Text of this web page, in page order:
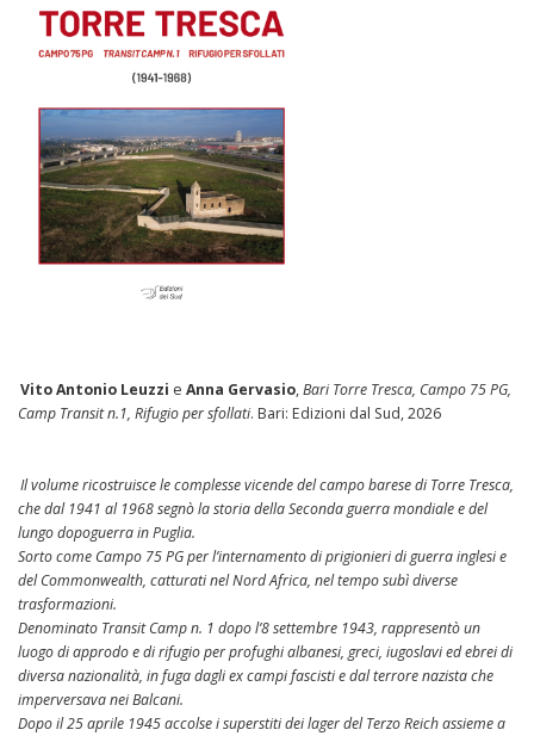
Vito Antonio Leuzzi eAnna Gervasio,Bari Torre Tresca, Campo 75 PG,
Camp Transit n.1, Rifugio per sfollati. Bari: Edizioni dal Sud, 2026
Il volume ricostruisce le complesse vicende del campo barese di Torre Tresca,
che dal 1941 al 1968 segnò la storia della Seconda guerra mondiale e del
lungo dopoguerra in Puglia.
Sorto come Campo 75 PG per l’internamento di prigionieri di guerra inglesi e
del Commonwealth, catturati nel Nord Africa, nel tempo subì diverse
trasformazioni.
Denominato Transit Camp n. 1 dopo l’8 settembre 1943, rappresentò un
luogo di approdo e di rifugio per profughi albanesi, greci, iugoslavi ed ebrei di
diversa nazionalità, in fuga dagli ex campi fascisti e dal terrore nazista che
imperversava nei Balcani.
Dopo il 25 aprile 1945 accolse i superstiti dei lager del Terzo Reich assieme a